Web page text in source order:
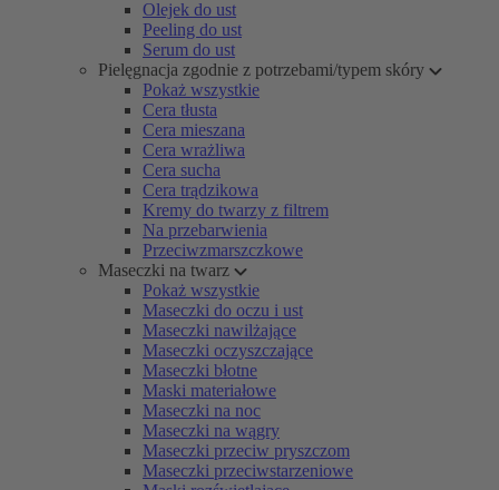
Olejek do ust
Peeling do ust
Serum do ust
Pielęgnacja zgodnie z potrzebami/typem skóry
Pokaż wszystkie
Cera tłusta
Cera mieszana
Cera wrażliwa
Cera sucha
Cera trądzikowa
Kremy do twarzy z filtrem
Na przebarwienia
Przeciwzmarszczkowe
Maseczki na twarz
Pokaż wszystkie
Maseczki do oczu i ust
Maseczki nawilżające
Maseczki oczyszczające
Maseczki błotne
Maski materiałowe
Maseczki na noc
Maseczki na wągry
Maseczki przeciw pryszczom
Maseczki przeciwstarzeniowe